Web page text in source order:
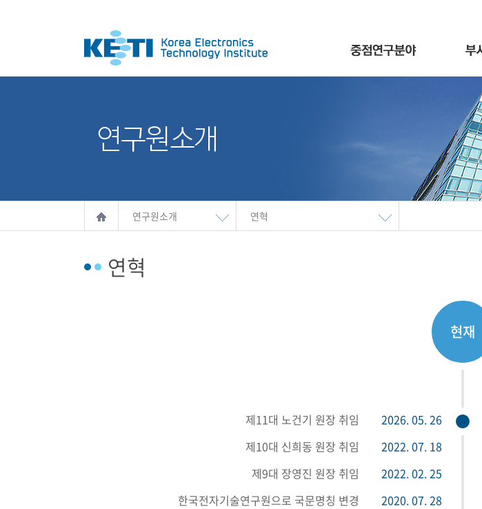
연구원소개 연혁
연혁
현재
2026. 05. 26
제11대 노건기 원장 취임
2022. 07. 18
제10대 신희동 원장 취임
2022. 02. 25
제9대 장영진 원장 취임
2020. 07. 28
한국전자기술연구원으로 국문명칭 변경